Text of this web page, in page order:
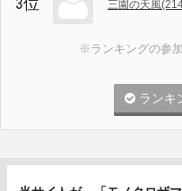
三園の天風
※ランキングの参
ランキ